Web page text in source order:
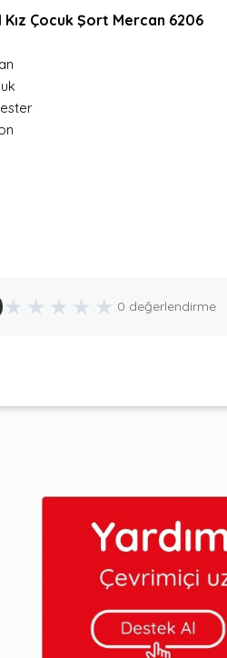
Çocuk Şort Mercan 6206
★ ★ ★ ★ ★ 0 değerlendirme